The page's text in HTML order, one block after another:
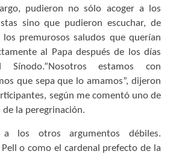
pudieron no sólo acoger a los
sino que pudieron escuchar, de
los premurosos saludos que querían
al Papa después de los días
Sínodo.”Nosotros estamos con
que sepa que lo amamos”, dijeron
según me comentó uno de
de la peregrinación.
los otros argumentos débiles.
Pell o como el cardenal prefecto de la